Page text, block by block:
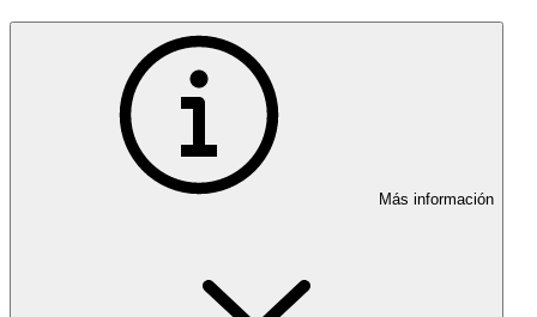
Más información